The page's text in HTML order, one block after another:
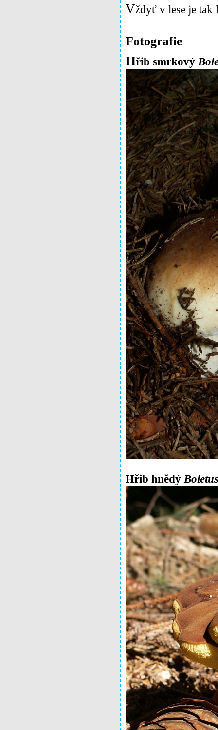
Vždyť v lese je tak
Fotografie
Hřib smrkový
Hřib hnědý